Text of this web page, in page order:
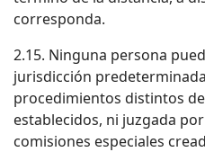
corresponda.
2.15. Ninguna persona
jurisdicción
procedimientos distintos
establecidos, ni juzgada
comisiones especiales